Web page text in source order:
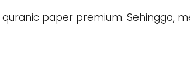
paper premium. Sehingga,